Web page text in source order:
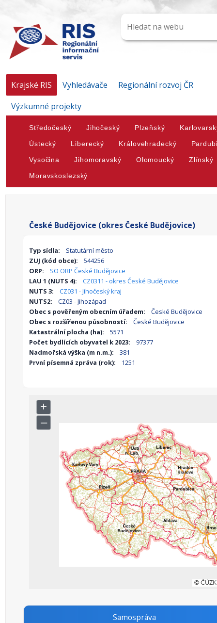
Krajské RIS Vyhledávače
Regionální rozvoj ČR
Výzkumné projekty
Středočeský Jihočeský Plzeňský
Ústecký Liberecký Královehradecký
Vysočina Jihomoravský Olomoucký Zlínský
Moravskoslezský
České Budějovice (okres České Budějovice)
Typ sídla:
Statutární město
ZUJ (kód obce):
544256
ORP:
SO ORP České Budějovice
LAU 1 (NUTS 4):
CZ0311 - okres České Budějovice
NUTS 3:
CZ031 - Jihočeský kraj
NUTS2:
CZ03 - Jihozápad
Obec s pověřeným obecním úřadem:
České Budějovice
Obec s rozšířenou působností:
České Budějovice
Katastrální plocha (ha):
5571
Počet bydlících obyvatel k 2023:
97377
Nadmořská výška (m n.m.):
381
První písemná zpráva (rok):
1251
Samospráva